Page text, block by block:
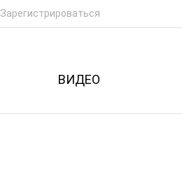
Зарегистрироваться
ВИДЕО